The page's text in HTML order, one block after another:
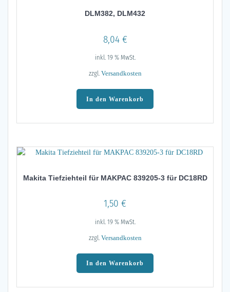
DLM382, DLM432
8,04 €
inkl. 19 % MwSt.
zzgl. Versandkosten
In den Warenkorb
Makita Tiefziehteil für MAKPAC 839205-3 für DC18RD
1,50 €
inkl. 19 % MwSt.
zzgl. Versandkosten
In den Warenkorb